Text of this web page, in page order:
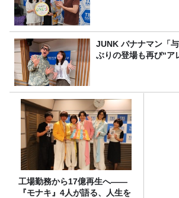
JUNK バナナマン「与田祐希さん、１年
ぶりの登場も再び“ア
工場勤務から17億再生へ——
『モナキ』4人が語る、人生を